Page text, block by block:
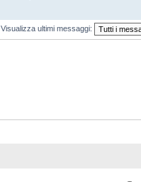
Visualizza ultimi messaggi: